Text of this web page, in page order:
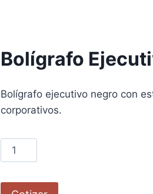
Bolígrafo
Bolígrafo ejecutivo negro con
corporativos.